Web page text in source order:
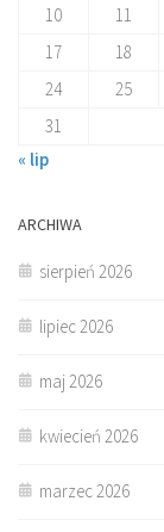
10
11
17
18
24
25
31
« lip
ARCHIWA
sierpień 2026
lipiec 2026
maj 2026
kwiecień 2026
marzec 2026